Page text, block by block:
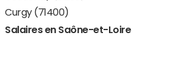
Curgy (71400)
Salaires en Saône-et-Loire